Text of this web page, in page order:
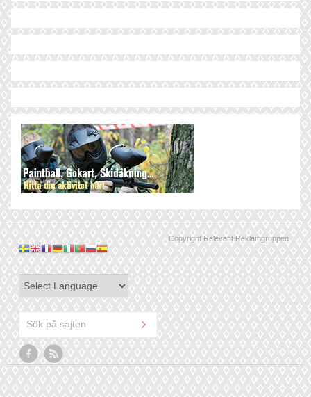
Copyright Relevant Reklamgruppen